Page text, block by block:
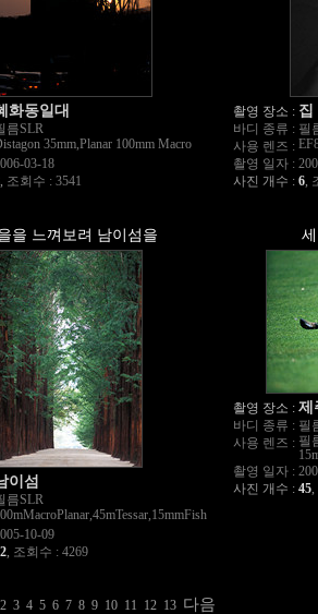
화동일대
름SLR
35mm,Planar 100mm Macro
03-18
, 조회수 : 3541
촬영 장소 : 집
바디 종류 : 필
사용 렌즈 :
촬영 일자 :
사진 개수 : 6,
을 느껴보려 남이섬을
이섬
름SLR
10-09
, 조회수 : 4269
촬영 장소 : 제
바디 종류 : 필
사용 렌즈 : 필
촬영 일자 :
사진 개수 : 45,
2 3 4 5 6 7 8 9 10 11 12 13 다음